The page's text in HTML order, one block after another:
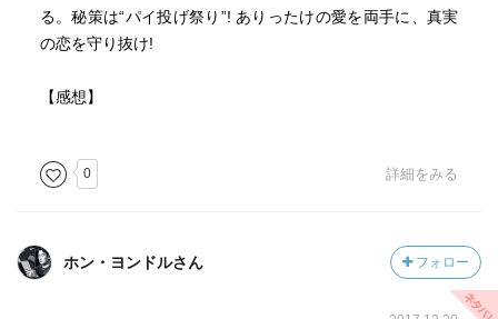
る。秘策は“パイ投げ祭り”! ありったけの愛を両手に、真実
の恋を守り抜け!
【感想】
0 詳細をみる
ホン・ヨンドルさん フォロー